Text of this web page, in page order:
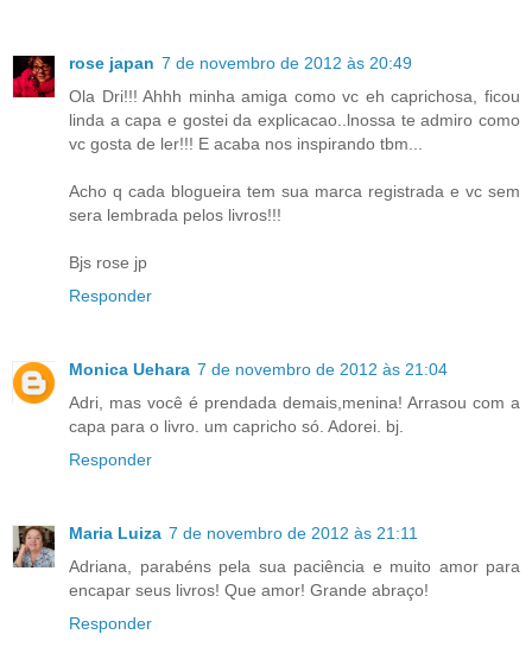
rose japan 7 de novembro de 2012 às 20:49
Ola Dri!!! Ahhh minha amiga como vc eh caprichosa, ficou
linda a capa e gostei da explicacao..lnossa te admiro como
vc gosta de ler!!! E acaba nos inspirando tbm...
Acho q cada blogueira tem sua marca registrada e vc sem
sera lembrada pelos livros!!!
Bjs rose jp
Responder
Monica Uehara 7 de novembro de 2012 às 21:04
Adri, mas você é prendada demais,menina! Arrasou com a
capa para o livro. um capricho só. Adorei. bj.
Responder
Maria Luiza 7 de novembro de 2012 às 21:11
Adriana, parabéns pela sua paciência e muito amor para
encapar seus livros! Que amor! Grande abraço!
Responder